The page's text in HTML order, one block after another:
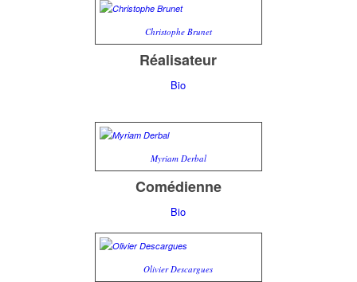
Christophe Brunet
Réalisateur
Bio
Myriam Derbal
Comédienne
Bio
Olivier Descargues